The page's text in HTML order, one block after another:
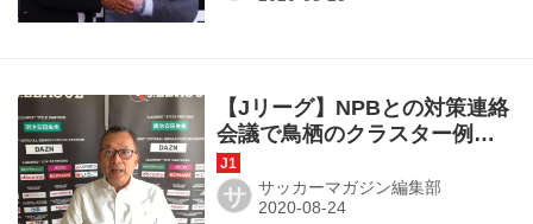
【Jリーグ】NPBとの対策連絡
会議で鳥栖のクラスター例を
共有。超厳戒態勢は9月6日以
降も継続か?
サ サッカーマガジン編集部